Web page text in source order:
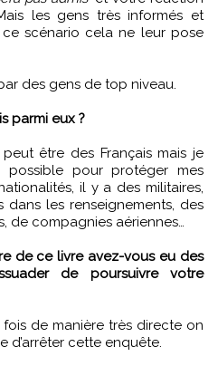
les gens très informés et
scénario cela ne leur pose
des gens de top niveau.
parmi eux ?
peut être des Français mais je
pour protéger mes
il y a des militaires,
dans les renseignements, des
de compagnies aériennes…
de ce livre avez-vous eu des
de poursuivre votre
fois de manière très directe on
d’arrêter cette enquête.